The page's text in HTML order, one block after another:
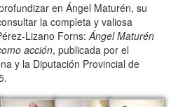
en Ángel Maturén, su
la completa y valiosa
Lizano Forns:Ángel Maturén
acción, publicada por el
y la Diputación Provincial de